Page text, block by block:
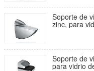
Soporte de
zinc, para
Soporte de
para vidrio